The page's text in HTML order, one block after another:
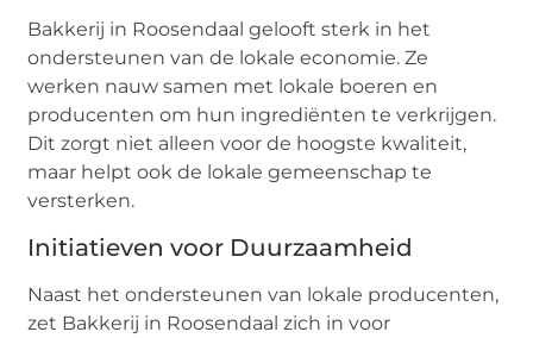
Bakkerij in Roosendaal gelooft sterk in het
ondersteunen van de lokale economie. Ze
werken nauw samen met lokale boeren en
producenten om hun ingrediënten te verkrijgen.
Dit zorgt niet alleen voor de hoogste kwaliteit,
maar helpt ook de lokale gemeenschap te
versterken.
Initiatieven voor Duurzaamheid
Naast het ondersteunen van lokale producenten,
zet Bakkerij in Roosendaal zich in voor